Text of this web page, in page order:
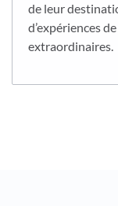
de leur
d’expériences
extraordinaires.